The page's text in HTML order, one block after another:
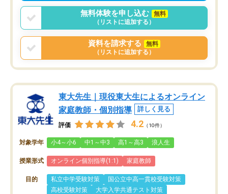
無料体験を申し込む
無料
（リストに追加する）
資料を請求する
無料
（リストに追加する）
東大先生｜現役東大生によるオンライン
家庭教師・個別指導
詳しく見る
評価 4.2 （10件）
対象学年 小4～小6 中1～中3 高1～高3 浪人生
授業形式 オンライン個別指導(1:1) 家庭教師
目的 私立中学受験対策
国公立中高一貫校受験対策
高校受験対策
大学入学共通テスト対策